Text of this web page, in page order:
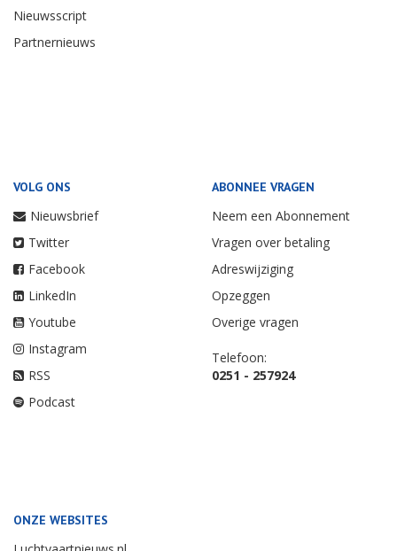
Nieuwsscript
Partnernieuws
VOLG ONS
Nieuwsbrief
Twitter
Facebook
LinkedIn
Youtube
Instagram
RSS
Podcast
ABONNEE VRAGEN
Neem een Abonnement
Vragen over betaling
Adreswijziging
Opzeggen
Overige vragen
Telefoon:
0251 - 257924
ONZE WEBSITES